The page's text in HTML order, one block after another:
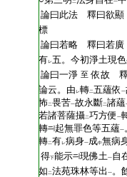
二 一
論曰此法 釋曰欲顯
標
論曰若略 釋曰若廣
有レ五。今初淨土現
論曰一淨 至 依故
論云。由 レ轉二五蘊依 一
怖二畏苦一故永斷二諸蘊
若諸菩薩攝二巧方便 一
轉
起無罪色等五蘊一
轉二有レ病身一成中無病
得下能示 現佛土一自
如 二法苑珠林等出 一。